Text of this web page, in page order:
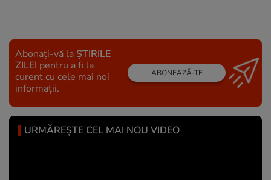
Abonați-vă la ȘTIRILE
ZILEI pentru a fi la
curent cu cele mai noi
informații.
ABONEAZĂ-TE
URMĂREȘTE CEL MAI NOU VIDEO